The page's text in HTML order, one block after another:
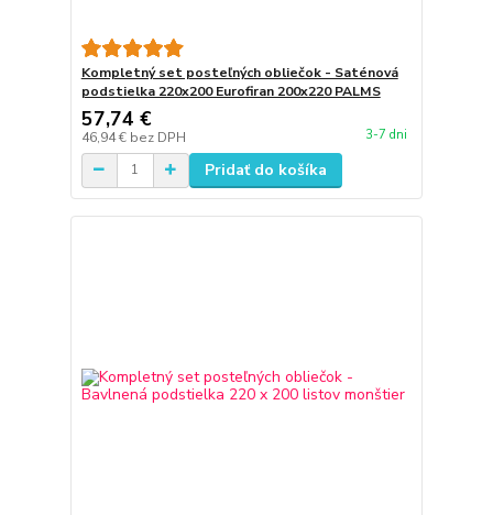
Kompletný set posteľných obliečok - Saténová
podstielka 220x200 Eurofiran 200x220 PALMS
57,74 €
46,94 € bez DPH 3-7 dni
Pridať do košíka